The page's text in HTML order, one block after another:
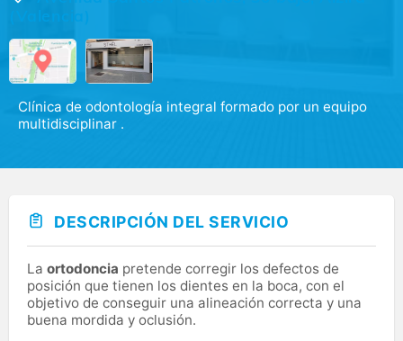
Clínica de odontología integral formado por un equipo
multidisciplinar .
DESCRIPCIÓN DEL SERVICIO
La ortodoncia pretende corregir los defectos de
posición que tienen los dientes en la boca, con el
objetivo de conseguir una alineación correcta y una
buena mordida y oclusión.